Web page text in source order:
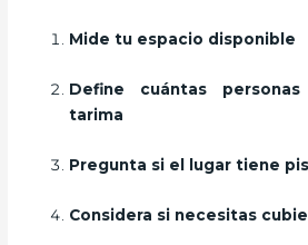
Mide tu espacio disponible
Define cuántas
tarima
Pregunta si el lugar tiene
Considera si necesitas